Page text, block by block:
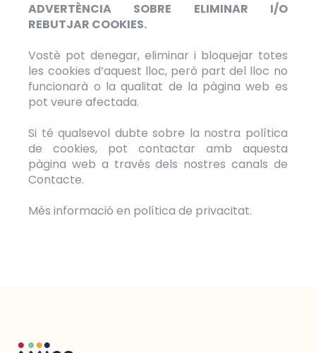
ADVERTÈNCIA SOBRE ELIMINAR I/O
REBUTJAR COOKIES.
Vostè pot denegar, eliminar i bloquejar totes
les cookies d’aquest lloc, però part del lloc no
funcionarà o la qualitat de la pàgina web es
pot veure afectada.
Si té qualsevol dubte sobre la nostra política
de cookies, pot contactar amb aquesta
pàgina web a través dels nostres canals de
Contacte.
Més informació en política de privacitat.